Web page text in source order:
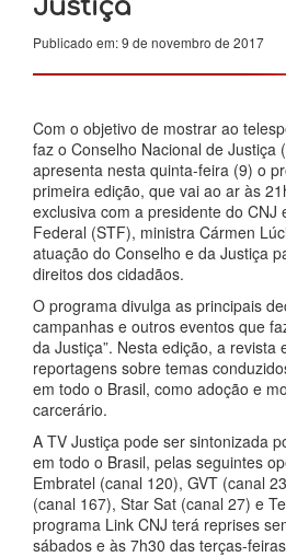
Justiça
Publicado em: 9 de novembro de 2017
Com o objetivo de mostrar ao
faz o Conselho Nacional de Justiça
apresenta nesta quinta-feira (9) o
primeira edição, que vai ao ar às
exclusiva com a presidente do CNJ
Federal (STF), ministra Cármen
atuação do Conselho e da Justiça
direitos dos cidadãos.
O programa divulga as principais
campanhas e outros eventos que
da Justiça”. Nesta edição, a revista
reportagens sobre temas
em todo o Brasil, como adoção e
carcerário.
A TV Justiça pode ser sintonizada
em todo o Brasil, pelas seguintes
Embratel (canal 120), GVT (canal
(canal 167), Star Sat (canal 27) e
programa Link CNJ terá reprises
sábados e às 7h30 das terças-